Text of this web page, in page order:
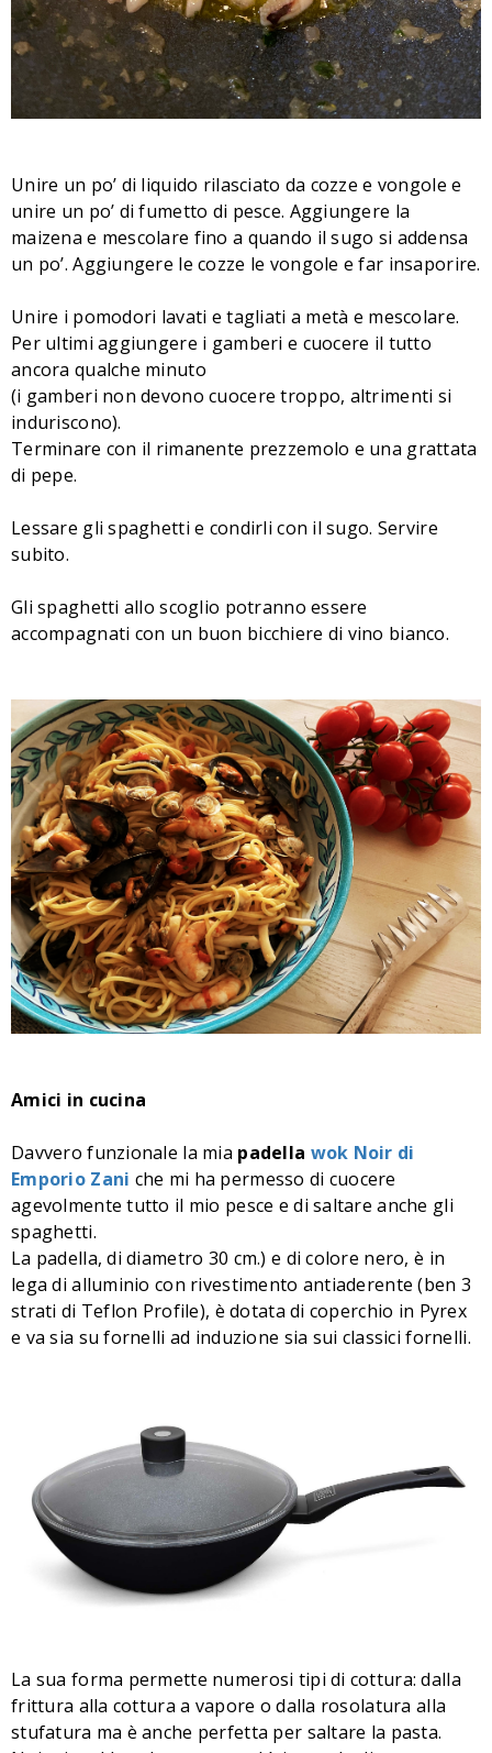
Unire un po’ di liquido rilasciato da cozze e vongole e
unire un po’ di fumetto di pesce. Aggiungere la
maizena e mescolare fino a quando il sugo si addensa
un po’. Aggiungere le cozze le vongole e far insaporire.
Unire i pomodori lavati e tagliati a metà e mescolare.
Per ultimi aggiungere i gamberi e cuocere il tutto
ancora qualche minuto
(i gamberi non devono cuocere troppo, altrimenti si
induriscono).
Terminare con il rimanente prezzemolo e una grattata
di pepe.
Lessare gli spaghetti e condirli con il sugo. Servire
subito.
Gli spaghetti allo scoglio potranno essere
accompagnati con un buon bicchiere di vino bianco.
Amici in cucina
Davvero funzionale la mia padella wok Noir di
Emporio Zani che mi ha permesso di cuocere
agevolmente tutto il mio pesce e di saltare anche gli
spaghetti.
La padella, di diametro 30 cm.) e di colore nero, è in
lega di alluminio con rivestimento antiaderente (ben 3
strati di Teflon Profile), è dotata di coperchio in Pyrex
e va sia su fornelli ad induzione sia sui classici fornelli.
La sua forma permette numerosi tipi di cottura: dalla
frittura alla cottura a vapore o dalla rosolatura alla
stufatura ma è anche perfetta per saltare la pasta.